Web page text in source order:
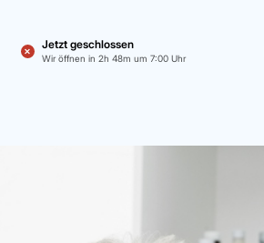
✕ Jetzt geschlossen
Wir öffnen in 2h 48m um 7:00 Uhr